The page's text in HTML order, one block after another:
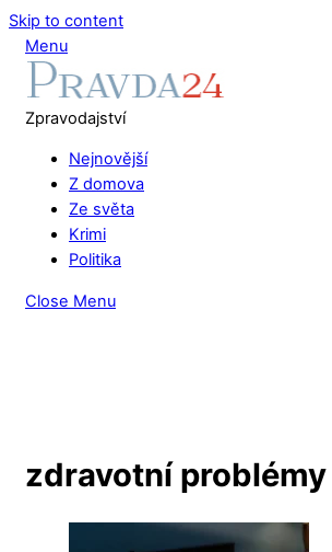
Skip to content
Menu
Zpravodajství
Nejnovější
Z domova
Ze světa
Krimi
Politika
Close Menu
zdravotní problémy